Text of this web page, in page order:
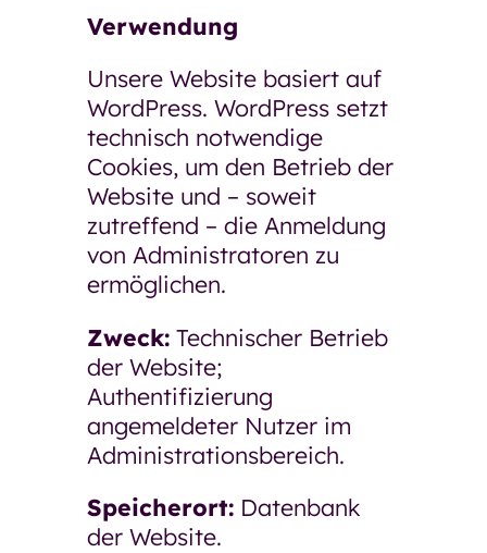
Verwendung
Unsere Website basiert auf
WordPress. WordPress setzt
technisch notwendige
Cookies, um den Betrieb der
Website und – soweit
zutreffend – die Anmeldung
von Administratoren zu
ermöglichen.
Zweck:Technischer Betrieb
der Website;
Authentifizierung
angemeldeter Nutzer im
Administrationsbereich.
Speicherort:Datenbank
der Website.